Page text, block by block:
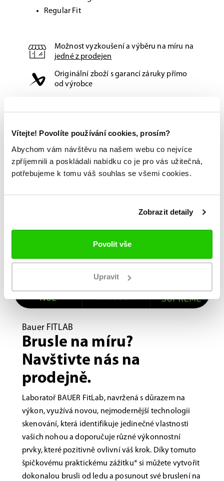
Vítejte! Povolíte používání cookies, prosím?
Abychom vám návštěvu na našem webu co nejvíce
zpříjemnili a poskládali nabídku co je pro vás užitečná,
potřebujeme k tomu váš souhlas se všemi cookies.
Zobrazit detaily
Povolit vše
Upravit
Regular Fit
Možnost vyzkoušení a výběru na míru na
jedné z prodejen
Originální zboží s garancí záruky přímo
od výrobce
Bauer FITLAB
Brusle na míru?
Navštivte nás na
prodejně.
Laboratoř BAUER FitLab, navržená s důrazem na
výkon, využívá novou, nejmodernější technologii
skenování, která identifikuje jedinečné vlastnosti
vašich nohou a doporučuje různé výkonnostní
prvky, které pozitivně ovlivní váš krok. Díky tomuto
špičkovému praktickému zážitku* si můžete vytvořit
dokonalou brusli od ledu a posunout své bruslení na